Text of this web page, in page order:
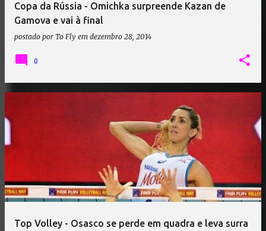
Copa da Rússia - Omichka surpreende Kazan de
Gamova e vai à final
postado por To Fly em dezembro 28, 2014
0
Top Volley - Osasco se perde em quadra e leva surra